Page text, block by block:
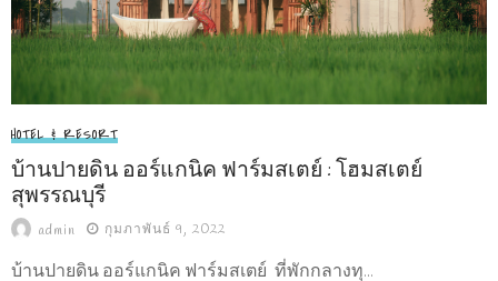
HOTEL & RESORT
บ้านปายดิน ออร์แกนิค ฟาร์มสเตย์ : โฮมสเตย์
สุพรรณบุรี
admin กุมภาพันธ์ 9, 2022
บ้านปายดิน ออร์แกนิค ฟาร์มสเตย์ ที่พักกลางทุ...